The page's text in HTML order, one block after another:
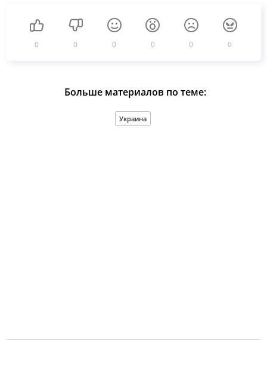
0 0 0 0 0 0
Больше материалов по теме:
Украина